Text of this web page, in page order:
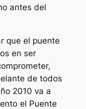
antes del
que el puente
en ser
de todos
2010 va a
el Puente